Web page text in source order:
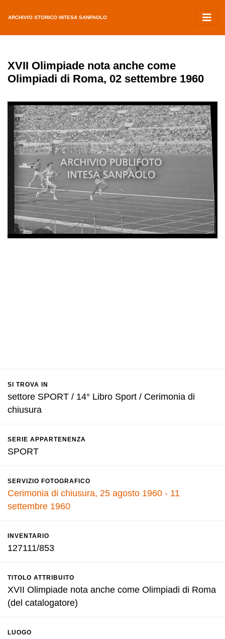
ARCHIVIO STORICO INTESA SANPAOLO
XVII Olimpiade nota anche come
Olimpiadi di Roma, 02 settembre 1960
SI TROVA IN
settore SPORT / 14° Libro Sport / Cerimonia di
chiusura
SERIE APPARTENENZA
SPORT
SERVIZIO FOTOGRAFICO
Cerimonia di chiusura, 25 agosto 1960 - 11
settembre 1960
INVENTARIO
127111/853
TITOLO ATTRIBUITO
XVII Olimpiade nota anche come Olimpiadi di Roma
(del catalogatore)
LUOGO